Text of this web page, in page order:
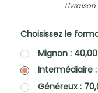
Choisissez le
Mignon :
Intermédiaire
Généreux :